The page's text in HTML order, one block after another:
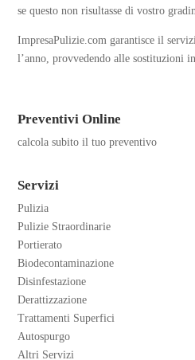
se questo non risultasse di vostro
ImpresaPulizie.com garantisce il
l’anno, provvedendo alle sostituzioni
Preventivi Online
calcola subito il tuo preventivo
Servizi
Pulizia
Pulizie Straordinarie
Portierato
Biodecontaminazione
Disinfestazione
Derattizzazione
Trattamenti Superfici
Autospurgo
Altri Servizi